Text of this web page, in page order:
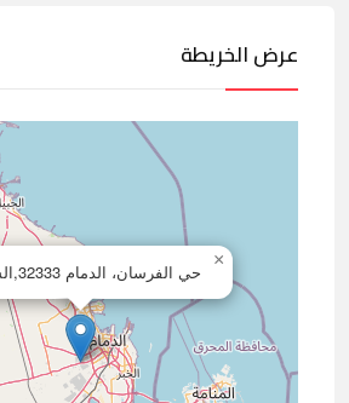
عرض الخريطة
حي الفرسان، الدمام 32333,السعودية
×